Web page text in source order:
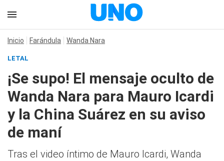
Inicio Farándula Wanda Nara
LETAL
¡Se supo! El mensaje oculto de
Wanda Nara para Mauro Icardi
y la China Suárez en su aviso
de maní
Tras el video íntimo de Mauro Icardi, Wanda